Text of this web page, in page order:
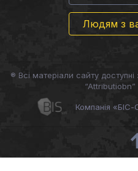
Людям з
® Всі матеріали сайту
“Attributiobn”
Компанія